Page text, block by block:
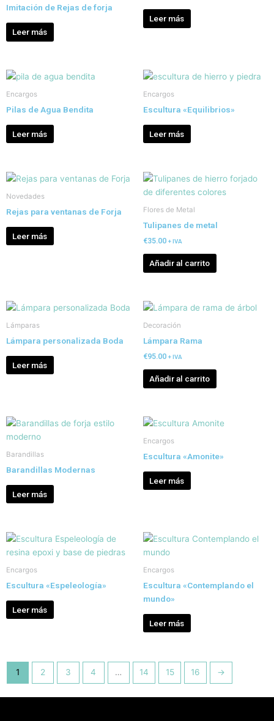
Imitación de Rejas de forja
Leer más
Leer más
Encargos
Pilas de Agua Bendita
Leer más
Encargos
Escultura «Equilibrios»
Leer más
Novedades
Rejas para ventanas de Forja
Leer más
Flores de Metal
Tulipanes de metal
€35.00 + IVA
Añadir al carrito
Lámparas
Lámpara personalizada Boda
Leer más
Decoración
Lámpara Rama
€95.00 + IVA
Añadir al carrito
Barandillas
Barandillas Modernas
Leer más
Encargos
Escultura «Amonite»
Leer más
Encargos
Escultura «Espeleología»
Leer más
Encargos
Escultura «Contemplando el
mundo»
Leer más
1 2 3 4 … 14 15 16 →